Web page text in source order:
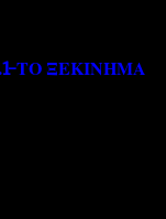
ΤΟ ΞΕΚΙΝΗΜΑ